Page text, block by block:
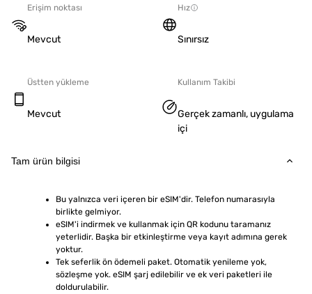
Erişim noktası
Mevcut
Hız
Sınırsız
Üstten yükleme
Mevcut
Kullanım Takibi
Gerçek zamanlı, uygulama
içi
Tam ürün bilgisi
Bu yalnızca veri içeren bir eSIM'dir. Telefon numarasıyla
birlikte gelmiyor.
eSIM'i indirmek ve kullanmak için QR kodunu taramanız
yeterlidir. Başka bir etkinleştirme veya kayıt adımına gerek
yoktur.
Tek seferlik ön ödemeli paket. Otomatik yenileme yok,
sözleşme yok. eSIM şarj edilebilir ve ek veri paketleri ile
doldurulabilir.